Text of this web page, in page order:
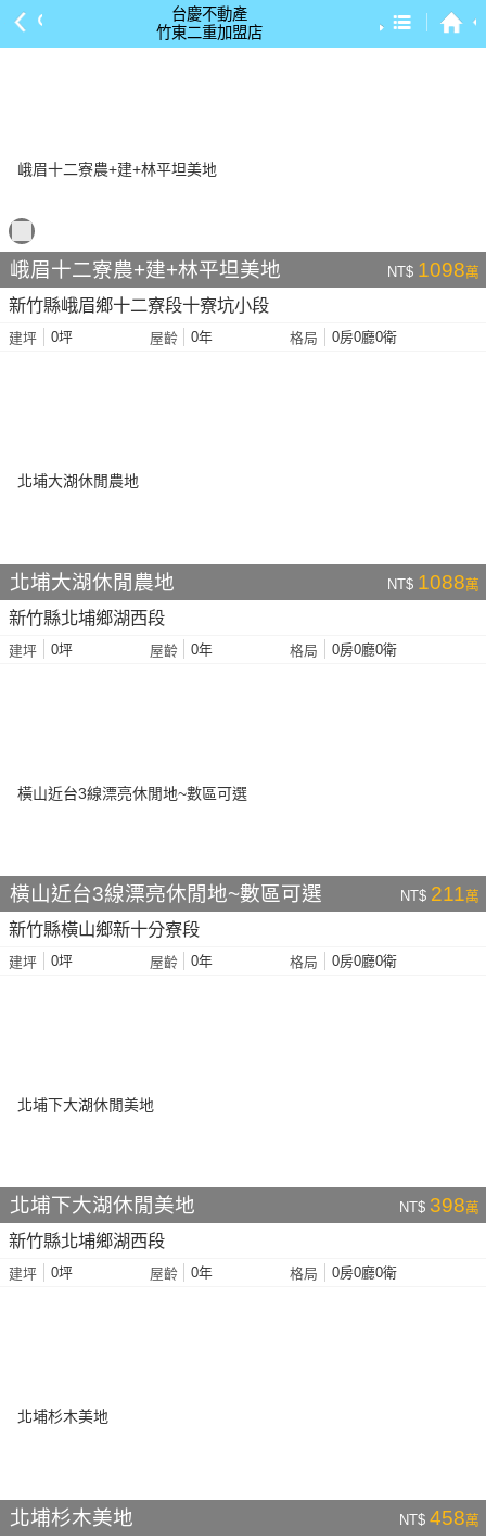
台慶不動產
竹東二重加盟店
依建物坪數 大 → 小
依土地坪數 大 → 小
峨眉十二寮農+建+林平坦美地 NT$ 1098萬
新竹縣峨眉鄉十二寮段十寮坑小段
建坪 0坪 屋齡 0年 格局 0房0廳0衛
北埔大湖休閒農地 NT$ 1088萬
新竹縣北埔鄉湖西段
建坪 0坪 屋齡 0年 格局 0房0廳0衛
橫山近台3線漂亮休閒地~數區可選 NT$ 211萬
新竹縣橫山鄉新十分寮段
建坪 0坪 屋齡 0年 格局 0房0廳0衛
北埔下大湖休閒美地 NT$ 398萬
新竹縣北埔鄉湖西段
建坪 0坪 屋齡 0年 格局 0房0廳0衛
北埔杉木美地 NT$ 458萬